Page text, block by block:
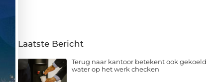
Laatste Bericht
Terug naar kantoor betekent ook gekoeld
water op het werk checken